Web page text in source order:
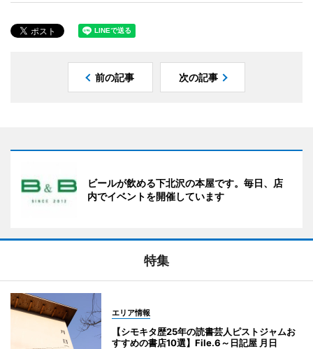
前の記事 次の記事
ビールが飲める下北沢の本屋です。毎日、店
内でイベントを開催しています
特集
エリア情報
【シモキタ歴25年の読書芸人ピストジャムお
すすめの書店10選】File.6～日記屋 月日